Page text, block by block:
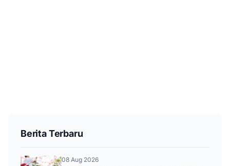
Berita Terbaru
08 Aug 2026